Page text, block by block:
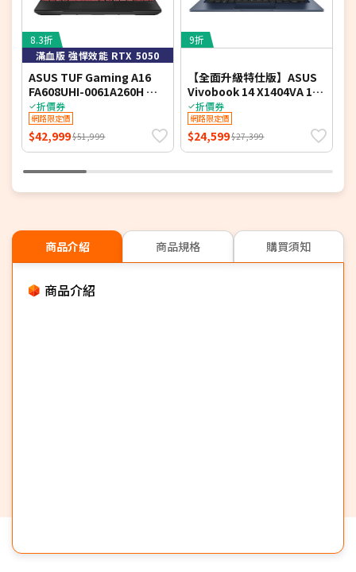
8.3折
滿血版 強悍效能 RTX 5050
ASUS TUF Gaming A16
FA608UHI-0061A260H 御
鐵灰 16吋電競筆電 (FHD+
IPS 144Hz/AMD Ryzen 7
260/16G DDR5/512G PCIE
SSD/NVIDIA RTX 5050
折價券
網路限定價
$42,999$51,999
9折
【全面升級特仕版】ASUS
Vivobook 14 X1404VA 14
吋文書效能筆電 (FHD
IPS/Intel Core 5
120U/8G+16G DDR4/1T
PCIe SSD/WIN 11)
折價券
網路限定價
$24,599$27,399
商品介紹 商品規格 購買須知
商品介紹